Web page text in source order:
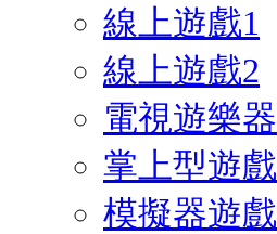
線上遊戲1
線上遊戲2
電視遊樂器
掌上型遊戲
模擬器遊戲